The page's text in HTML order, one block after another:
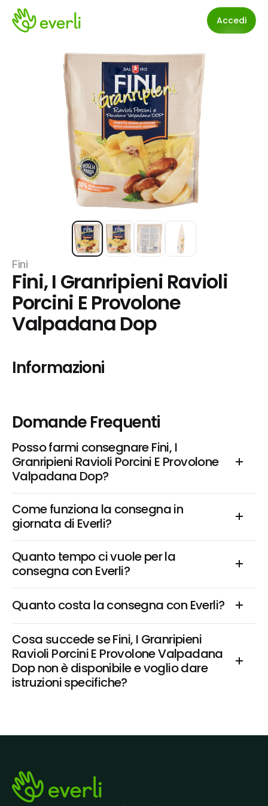
Accedi
Fini
Fini, I Granripieni Ravioli
Porcini E Provolone
Valpadana Dop
Informazioni
Domande Frequenti
Posso farmi consegnare Fini, I
Granripieni Ravioli Porcini E Provolone
Valpadana Dop?
Come funziona la consegna in
giornata di Everli?
Quanto tempo ci vuole per la
consegna con Everli?
Quanto costa la consegna con Everli?
Cosa succede se Fini, I Granripieni
Ravioli Porcini E Provolone Valpadana
Dop non è disponibile e voglio dare
istruzioni specifiche?